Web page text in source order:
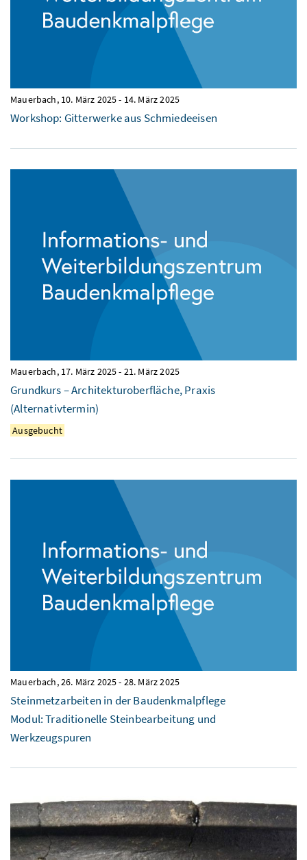
Mauerbach, 10. März 2025- 14. März 2025
Workshop: Gitterwerke aus Schmiedeeisen
Mauerbach, 17. März 2025- 21. März 2025
Grundkurs – Architekturoberfläche, Praxis
(Alternativtermin)
Ausgebucht
Mauerbach,26. März 2025- 28. März 2025
Steinmetzarbeiten in der Baudenkmalpflege
Modul: Traditionelle Steinbearbeitung und
Werkzeugspuren